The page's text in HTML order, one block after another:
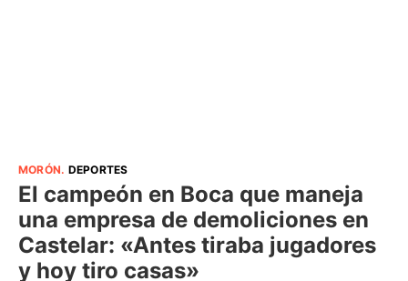
MORÓN. DEPORTES
El campeón en Boca que maneja
una empresa de demoliciones en
Castelar: «Antes tiraba jugadores
y hoy tiro casas»